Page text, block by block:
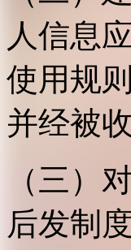
人信息
使用规
并经被
（三）
后发制度